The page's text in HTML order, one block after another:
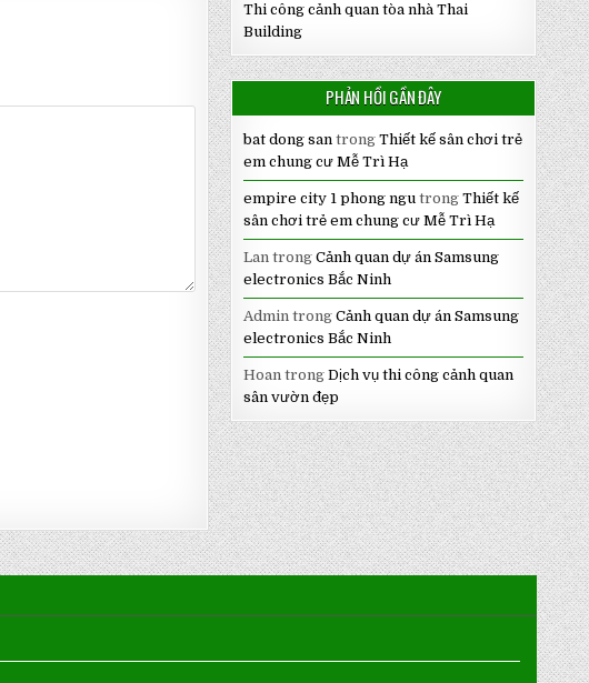
Thi công cảnh quan tòa nhà Thai
Building
PHẢN HỒI GẦN ĐÂY
bat dong santrong Thiết kế sân chơi trẻ
em chung cư Mễ Trì Hạ
empire city 1 phong ngutrong Thiết kế
sân chơi trẻ em chung cư Mễ Trì Hạ
Lantrong Cảnh quan dự án Samsung
electronics Bắc Ninh
Admintrong Cảnh quan dự án Samsung
electronics Bắc Ninh
Hoantrong Dịch vụ thi công cảnh quan
sân vườn đẹp